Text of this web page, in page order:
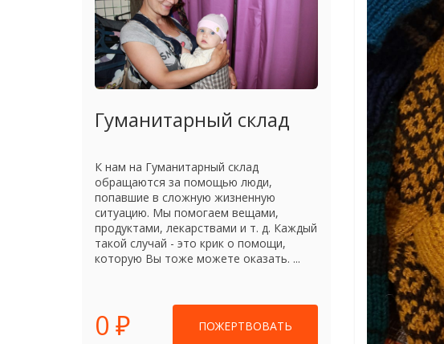
Гуманитарный склад
К нам на Гуманитарный склад
обращаются за помощью люди,
попавшие в сложную жизненную
ситуацию. Мы помогаем вещами,
продуктами, лекарствами и т. д. Каждый
такой случай - это крик о помощи,
которую Вы тоже можете оказать. ...
0 ₽ ПОЖЕРТВОВАТЬ